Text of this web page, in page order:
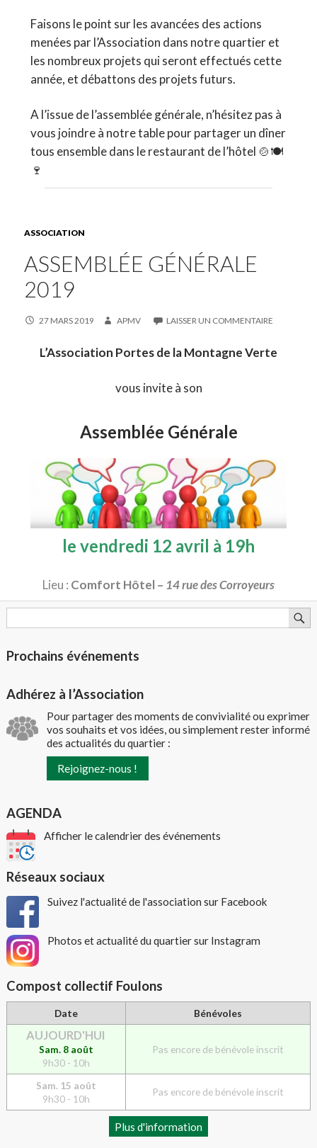
Faisons le point sur les avancées des actions
menées par l’Association dans notre quartier et
les nombreux projets qui seront effectués cette
année, et débattons des projets futurs.
A l’issue de l’assemblée générale, n’hésitez pas à
vous joindre à notre table pour partager un dîner
tous ensemble dans le restaurant de l’hôtel 🍲🍽
🍷
ASSOCIATION
ASSEMBLÉE GÉNÉRALE
2019
27 MARS 2019 APMV LAISSER UN COMMENTAIRE
L’Association Portes de la Montagne Verte
vous invite à son
Assemblée Générale
le vendredi 12 avril à 19h
Lieu : Comfort Hôtel – 14 rue des Corroyeurs
Prochains événements
Adhérez à l’Association
Pour partager des moments de convivialité ou exprimer
vos souhaits et vos idées, ou simplement rester informé
des actualités du quartier :
Rejoignez-nous !
AGENDA
Afficher le calendrier des événements
Réseaux sociaux
Suivez l'actualité de l'association sur Facebook
Photos et actualité du quartier sur Instagram
Compost collectif Foulons
Date Bénévoles
AUJOURD'HUI
Sam. 8 août
9h30 - 10h
Pas encore de bénévole inscrit
Sam. 15 août
9h30 - 10h
Pas encore de bénévole inscrit
Plus d'information